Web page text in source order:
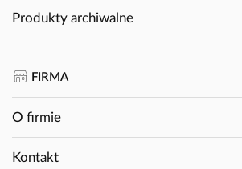
Produkty archiwalne
FIRMA
O firmie
Kontakt